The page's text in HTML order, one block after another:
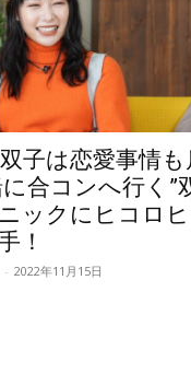
子は恋愛事情も
合コンへ行く”
ックにヒコロ
！
- 2022年11月15日